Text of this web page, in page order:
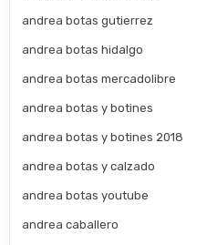
andrea botas gutierrez
andrea botas hidalgo
andrea botas mercadolibre
andrea botas y botines
andrea botas y botines 2018
andrea botas y calzado
andrea botas youtube
andrea caballero